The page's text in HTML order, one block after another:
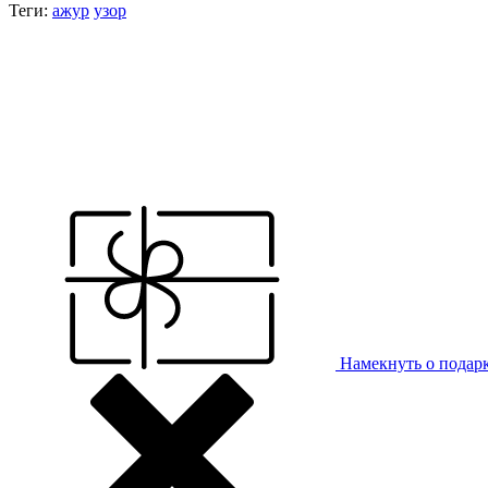
Теги: ажур узор
Намекнуть о